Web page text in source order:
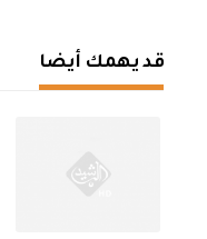
قد يهمك أيضا